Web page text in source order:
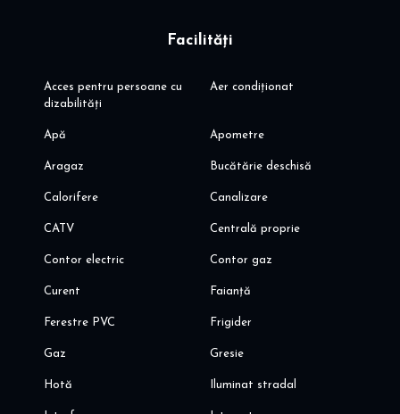
Facilități
Acces pentru persoane cu
dizabilități
Aer condiționat
Apă Apometre
Aragaz Bucătărie deschisă
Calorifere Canalizare
CATV Centrală proprie
Contor electric Contor gaz
Curent Faianță
Ferestre PVC Frigider
Gaz Gresie
Hotă Iluminat stradal